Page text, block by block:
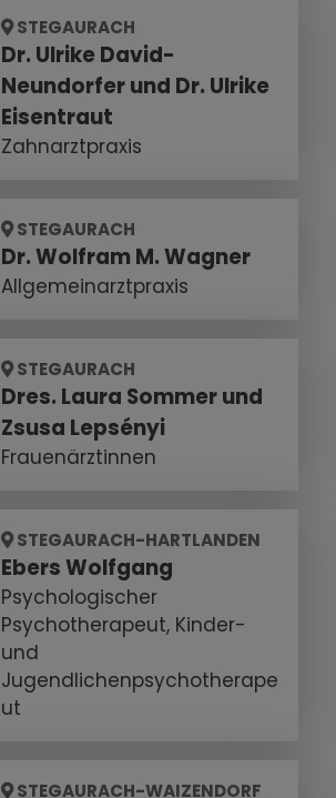
STEGAURACH
Dr. Ulrike David-
Neundorfer und Dr. Ulrike
Eisentraut
Zahnarztpraxis
STEGAURACH
Dr. Wolfram M. Wagner
Allgemeinarztpraxis
STEGAURACH
Dres. Laura Sommer und
Zsusa Lepsényi
Frauenärztinnen
STEGAURACH-HARTLANDEN
Ebers Wolfgang
Psychologischer
Psychotherapeut, Kinder-
und
Jugendlichenpsychotherape
ut
STEGAURACH-WAIZENDORF